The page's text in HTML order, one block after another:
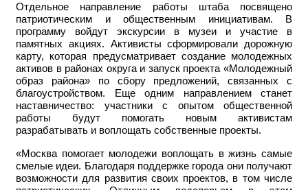
Отдельное направление работы штаба посвящено
патриотическим и общественным инициативам. В
программу войдут экскурсии в музеи и участие в
памятных акциях. Активисты сформировали дорожную
карту, которая предусматривает создание молодежных
активов в районах округа и запуск проекта «Молодежный
образ района» по сбору предложений, связанных с
благоустройством. Еще одним направлением станет
наставничество: участники с опытом общественной
работы будут помогать новым активистам
разрабатывать и воплощать собственные проекты.
«Москва помогает молодежи воплощать в жизнь самые
смелые идеи. Благодаря поддержке города они получают
возможности для развития своих проектов, в том числе